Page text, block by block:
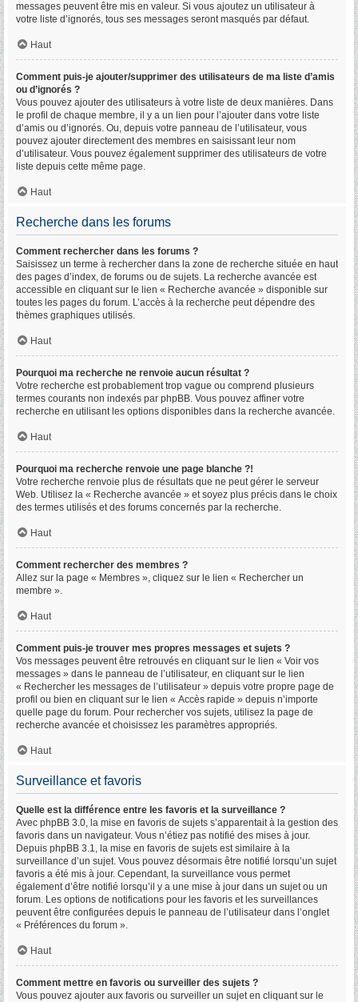
messages peuvent être mis en valeur. Si vous ajoutez un utilisateur à
votre liste d’ignorés, tous ses messages seront masqués par défaut.
Haut
Comment puis-je ajouter/supprimer des utilisateurs de ma liste d’amis
ou d’ignorés ?
Vous pouvez ajouter des utilisateurs à votre liste de deux manières. Dans
le profil de chaque membre, il y a un lien pour l’ajouter dans votre liste
d’amis ou d’ignorés. Ou, depuis votre panneau de l’utilisateur, vous
pouvez ajouter directement des membres en saisissant leur nom
d’utilisateur. Vous pouvez également supprimer des utilisateurs de votre
liste depuis cette même page.
Haut
Recherche dans les forums
Comment rechercher dans les forums ?
Saisissez un terme à rechercher dans la zone de recherche située en haut
des pages d’index, de forums ou de sujets. La recherche avancée est
accessible en cliquant sur le lien « Recherche avancée » disponible sur
toutes les pages du forum. L’accès à la recherche peut dépendre des
thèmes graphiques utilisés.
Haut
Pourquoi ma recherche ne renvoie aucun résultat ?
Votre recherche est probablement trop vague ou comprend plusieurs
termes courants non indexés par phpBB. Vous pouvez affiner votre
recherche en utilisant les options disponibles dans la recherche avancée.
Haut
Pourquoi ma recherche renvoie une page blanche ?!
Votre recherche renvoie plus de résultats que ne peut gérer le serveur
Web. Utilisez la « Recherche avancée » et soyez plus précis dans le choix
des termes utilisés et des forums concernés par la recherche.
Haut
Comment rechercher des membres ?
Allez sur la page « Membres », cliquez sur le lien « Rechercher un
membre ».
Haut
Comment puis-je trouver mes propres messages et sujets ?
Vos messages peuvent être retrouvés en cliquant sur le lien « Voir vos
messages » dans le panneau de l’utilisateur, en cliquant sur le lien
« Rechercher les messages de l’utilisateur » depuis votre propre page de
profil ou bien en cliquant sur le lien « Accès rapide » depuis n’importe
quelle page du forum. Pour rechercher vos sujets, utilisez la page de
recherche avancée et choisissez les paramètres appropriés.
Haut
Surveillance et favoris
Quelle est la différence entre les favoris et la surveillance ?
Avec phpBB 3.0, la mise en favoris de sujets s’apparentait à la gestion des
favoris dans un navigateur. Vous n’étiez pas notifié des mises à jour.
Depuis phpBB 3.1, la mise en favoris de sujets est similaire à la
surveillance d’un sujet. Vous pouvez désormais être notifié lorsqu’un sujet
favoris a été mis à jour. Cependant, la surveillance vous permet
également d’être notifié lorsqu’il y a une mise à jour dans un sujet ou un
forum. Les options de notifications pour les favoris et les surveillances
peuvent être configurées depuis le panneau de l’utilisateur dans l’onglet
« Préférences du forum ».
Haut
Comment mettre en favoris ou surveiller des sujets ?
Vous pouvez ajouter aux favoris ou surveiller un sujet en cliquant sur le